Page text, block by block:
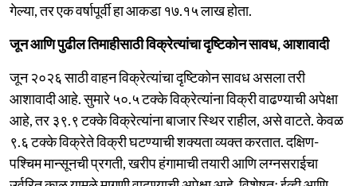
गेल्या, तर एक वर्षापूर्वी हा आकडा १७.१५ लाख होता.
जून आणि पुढील तिमाहीसाठी विक्रेत्यांचा दृष्टिकोन सावध, आशावादी
जून २०२६ साठी वाहन विक्रेत्यांचा दृष्टिकोन सावध असला तरी
आशावादी आहे. सुमारे ५०.५ टक्के विक्रेत्यांना विक्री वाढण्याची अपेक्षा
आहे, तर ३९.९ टक्के विक्रेत्यांना बाजार स्थिर राहील, असे वाटते. केवळ
९.६ टक्के विक्रेते विक्री घटण्याची शक्यता व्यक्त करतात. दक्षिण-
पश्चिम मान्सूनची प्रगती, खरीप हंगामाची तयारी आणि लग्नसराईचा